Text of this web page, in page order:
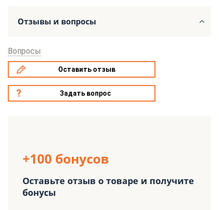
Отзывы и вопросы
Вопросы
Оставить отзыв
Задать вопрос
+100 бонусов
Оставьте отзыв о товаре и получите
бонусы